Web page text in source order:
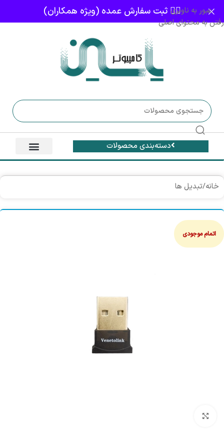
عبور به ناوبری
رفتن به محتوای اصلی
👈🏻 ثبت سفارش عمده (ویژه همکاران)
دسته‌بندی محصولات
خانه/تبدیل ها
اتمام موجودی